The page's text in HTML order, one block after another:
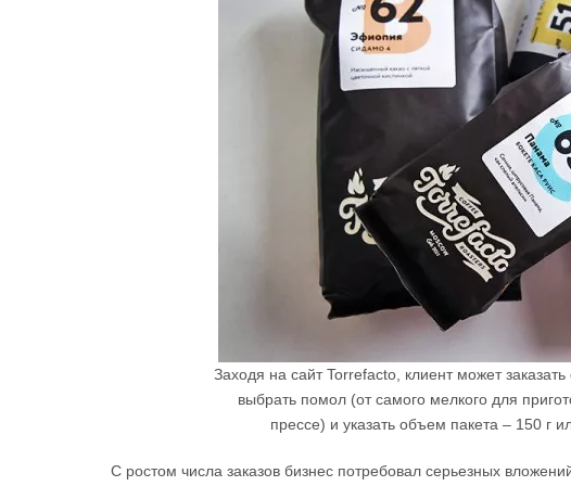
Заходя на сайт Torrefacto, клиент может
выбрать помол (от самого мелкого для
прессе) и указать объем пакета – 150 г
С ростом числа заказов бизнес потребовал серьезных